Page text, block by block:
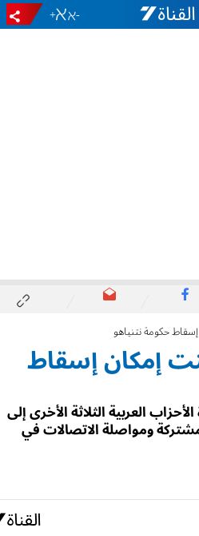
-
+
حكومة نتنياهو
إمكان إسقاط
العربية الثلاثة الأخرى إلى
ومواصلة الاتصالات في